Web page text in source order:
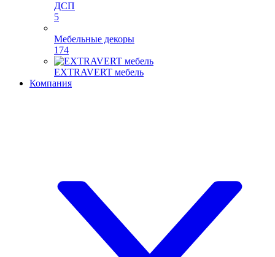
ДСП
5
Мебельные декоры
174
EXTRAVERT мебель
Компания